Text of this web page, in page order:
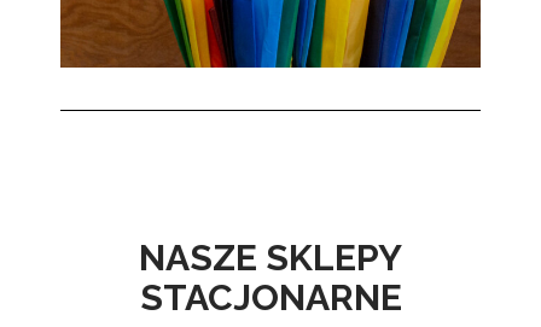
NASZE SKLEPY
STACJONARNE